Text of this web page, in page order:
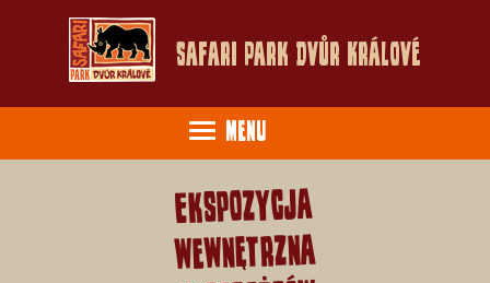
Safari Park Dvůr Králové
Menu
Ekspozycja
wewnętrzna